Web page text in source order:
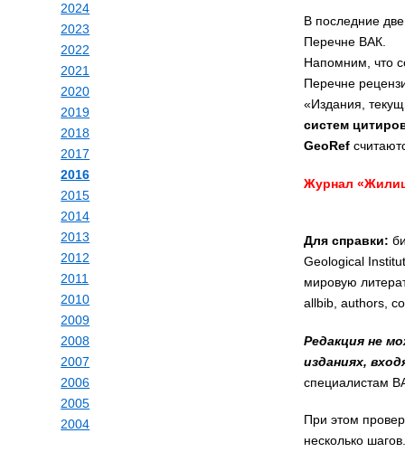
2024
2023
2022
2021
2020
2019
2018
2017
2016
2015
2014
2013
2012
2011
2010
2009
2008
2007
2006
2005
2004
В последние
Перечне ВАК.
Напомним, что
Перечне
«Издания,
систем
GeoRef
Журнал
Для справки:
Geological
мировую
allbib, authors,
Редакция не
изданиях,
специалистам
При этом
несколько